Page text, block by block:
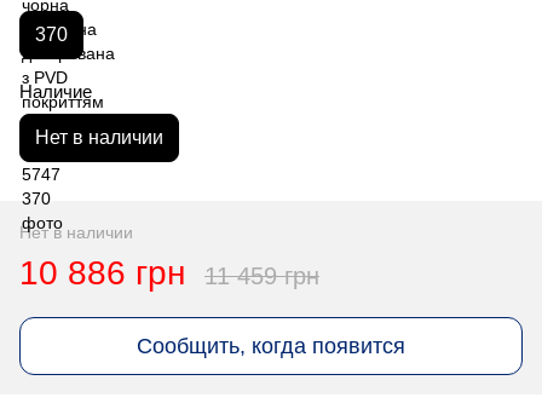
370
Наличие
Нет в наличии
Нет в наличии
10 886 грн 11 459 грн
Сообщить, когда появится